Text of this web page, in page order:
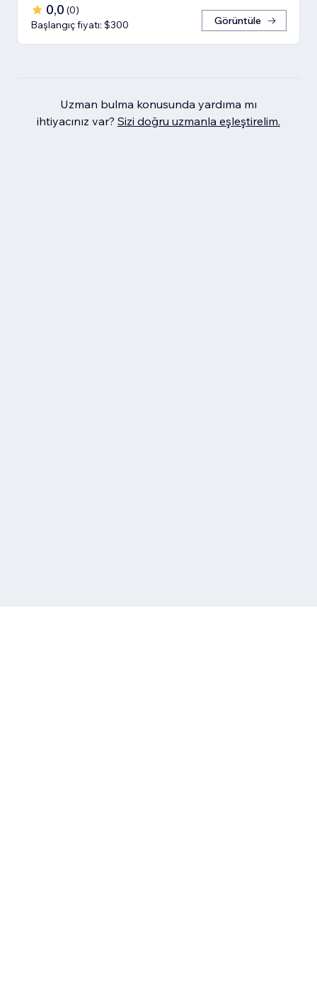
0,0 (0)
Başlangıç fiyatı: $300
Görüntüle
Uzman bulma konusunda yardıma mı
ihtiyacınız var? Sizi doğru uzmanla eşleştirelim.